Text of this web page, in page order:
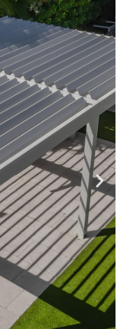
la protección
usos
los cuales
la medida
del cliente